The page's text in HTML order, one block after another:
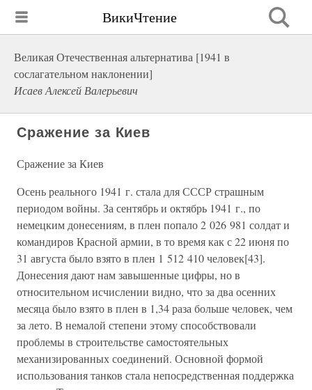
ВикиЧтение
Великая Отечественная альтернатива [1941 в
сослагательном наклонении]
Исаев Алексей Валерьевич
Сражение за Киев
Сражение за Киев
Осень реального 1941 г. стала для СССР страшным
периодом войны. За сентябрь и октябрь 1941 г., по
немецким донесениям, в плен попало 2 026 981 солдат и
командиров Красной армии, в то время как с 22 июня по
31 августа было взято в плен 1 512 410 человек[43].
Донесения дают нам завышенные цифры, но в
относительном исчислении видно, что за два осенних
месяца было взято в плен в 1,34 раза больше человек, чем
за лето. В немалой степени этому способствовали
проблемы в строительстве самостоятельных
механизированных соединений. Основной формой
использования танков стала непосредственная поддержка